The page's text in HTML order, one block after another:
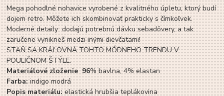
Mega pohodlné nohavice vyrobené z kvalitného úpletu, ktorý budí
dojem retro. Môžete ich skombinovať prakticky s čímkoľvek.
Moderné detaily dodajú potrebnú dávku sebadôvery, a tak
zaručene vynikneš medzi inými dievčatami!
STAŇ SA KRÁĽOVNÁ TOHTO MÓDNEHO TRENDU V
POULIČNOM ŠTÝLE.
Materiálové zloženie 96% bavlna, 4% elastan
Farba:indigo modrá
Popis materiálu:elastická hrubšia teplákovina